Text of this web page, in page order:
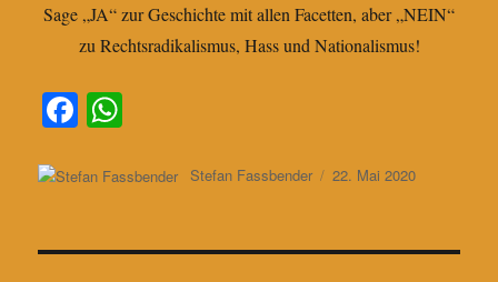
Sage „JA“ zur Geschichte mit allen Facetten, aber „NEIN“
zu Rechtsradikalismus, Hass und Nationalismus!
Fa
bots
pp
Autor
Stefan Fassbender
Veröffentlicht
22. Mai 2020